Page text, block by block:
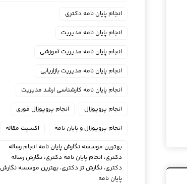
انجام پایان نامه دکتری
انجام پایان نامه مدیریت
انجام پایان نامه مدیریت آموزشی
انجام پایان نامه مدیریت بازاریابی
انجام پایان نامه کارشناسی ارشد مدیریت
انجام پروپوزال
انجام پروپوزال فوری
انجام پروپوزال و پایان نامه
اکسپت مقاله
بهترین موسسه نگارش پایان نامه انجام رساله
دکتری، انجام پایان نامه دکتری، نگارش رساله
دکتری، نگارش تز دکتری، بهترین موسسه نگارش
پایان نامه